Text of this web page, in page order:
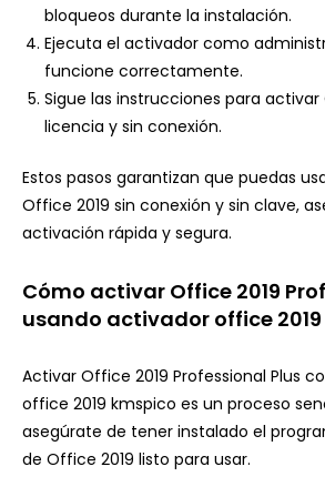
bloqueos durante la instalación.
Ejecuta el activador como
funcione correctamente.
Sigue las instrucciones para activar
licencia y sin conexión.
Estos pasos garantizan que puedas
Office 2019 sin conexión y sin clave,
activación rápida y segura.
Cómo activar Office 2019
usando activador office
Activar Office 2019 Professional Plus
office 2019 kmspico es un proceso
asegúrate de tener instalado el
de Office 2019 listo para usar.